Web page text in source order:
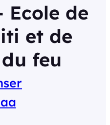
Ecole de
et de
feu